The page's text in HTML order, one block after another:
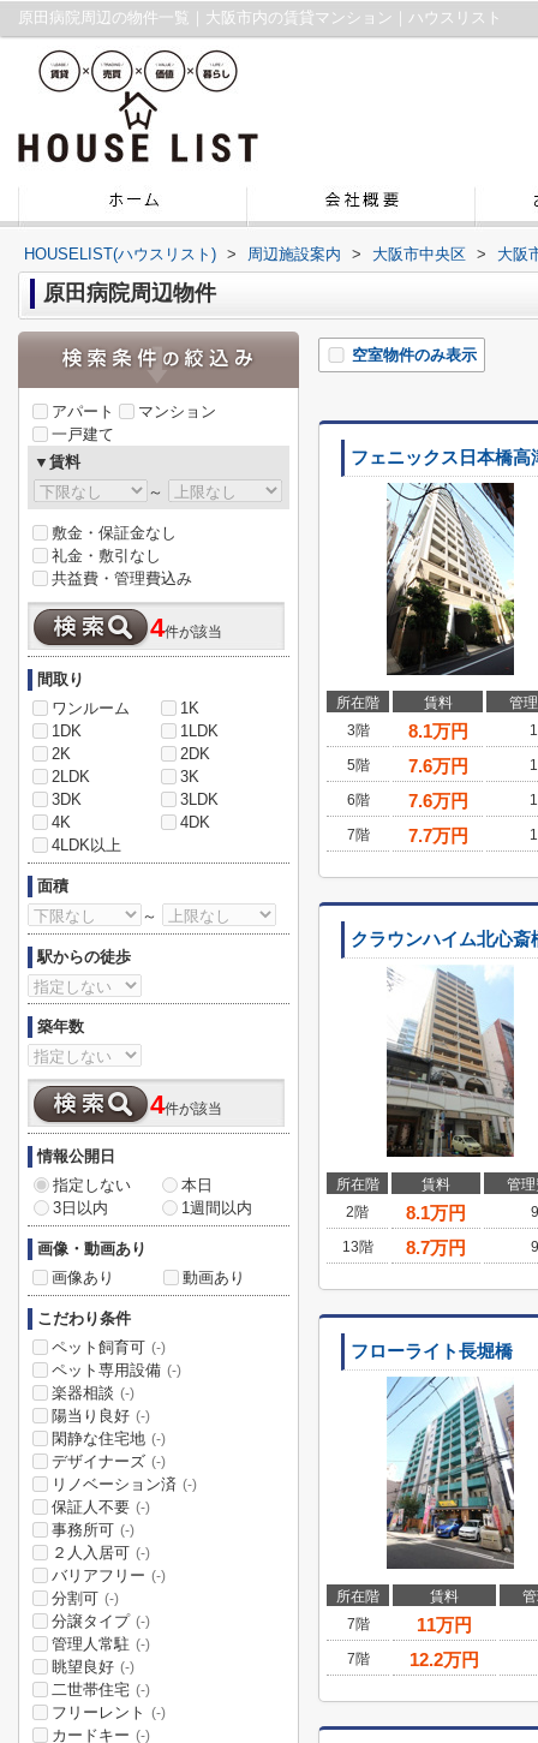
原田病院周辺の物件一覧｜大阪市内の賃貸マンション｜ハウスリスト
HOUSELIST(ハウスリスト) > 周辺施設案内 > 大阪市中央区 > 大阪
原田病院周辺物件
空室物件のみ表示
フェニックス日本橋高
所在階 賃料
管
3階
8.1万円
5階 7.6万円
6階 7.6万円
7階 7.7万円
クラウンハイム北心斎
所在階 賃料
管
2階
8.1万円
13階 8.7万円
フローライト長堀橋
所在階 賃料
7階
11万円
7階 12.2万円
アパート
マンション
一戸建て
▼賃料
～
敷金・保証金なし
礼金・敷引なし
共益費・管理費込み
4件が該当
間取り
ワンルーム
1K
1DK
1LDK
2K
2DK
2LDK
3K
3DK
3LDK
4K
4DK
4LDK以上
面積
～
駅からの徒歩
築年数
4件が該当
情報公開日
指定しない
本日
3日以内
1週間以内
画像・動画あり
画像あり
動画あり
こだわり条件
ペット飼育可 (-)
ペット専用設備 (-)
楽器相談 (-)
陽当り良好 (-)
閑静な住宅地 (-)
デザイナーズ (-)
リノベーション済 (-)
保証人不要 (-)
事務所可 (-)
２人入居可 (-)
バリアフリー (-)
分割可 (-)
分譲タイプ (-)
管理人常駐 (-)
眺望良好 (-)
二世帯住宅 (-)
フリーレント (-)
カードキー (-)